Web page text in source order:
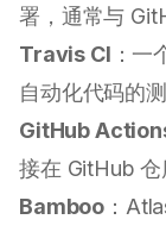
署，通常与
Travis CI ：
自动化代码的
GitHub
接在 GitHub 仓
Bamboo ：